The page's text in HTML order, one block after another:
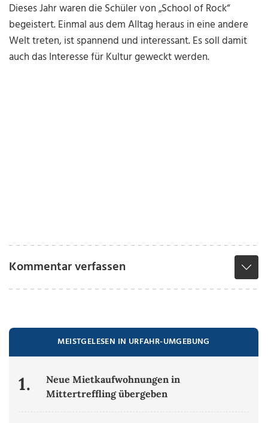
Dieses Jahr waren die Schüler von „School of Rock“
begeistert. Einmal aus dem Alltag heraus in eine andere
Welt treten, ist spannend und interessant. Es soll damit
auch das Interesse für Kultur geweckt werden.
Kommentar verfassen
MEISTGELESEN IN URFAHR-UMGEBUNG
1.
Neue Mietkaufwohnungen in
Mittertreffling übergeben